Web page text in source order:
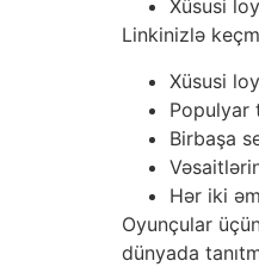
Xüsusi
Linkinizlə
Xüsusi
Populyar
Birbaşa
Hər iki
Oyunçular
dünyada